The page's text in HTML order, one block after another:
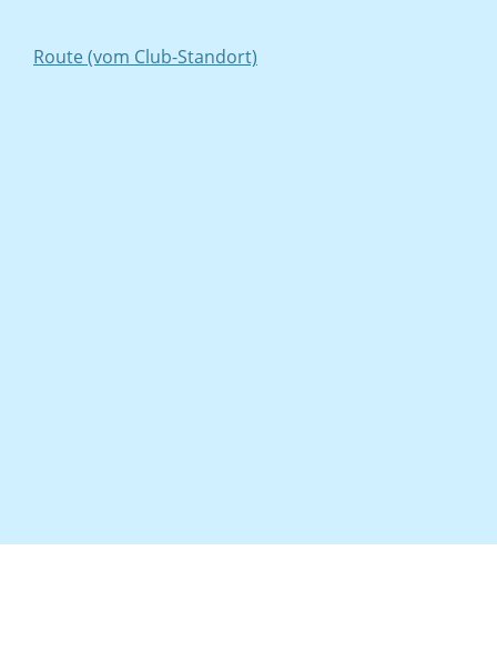
Route (vom Club-Standort)